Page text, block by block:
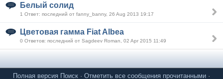
Белый солид
1 Ответ: последний от fanny_banny, 26 Aug 2013 19:17
Цветовая гамма Fiat Albea
0 Ответов: последний от Sagdeev Roman, 02 Apr 2015 11:49
Полная версия Поиск · Отметить все сообщения прочитанными ·